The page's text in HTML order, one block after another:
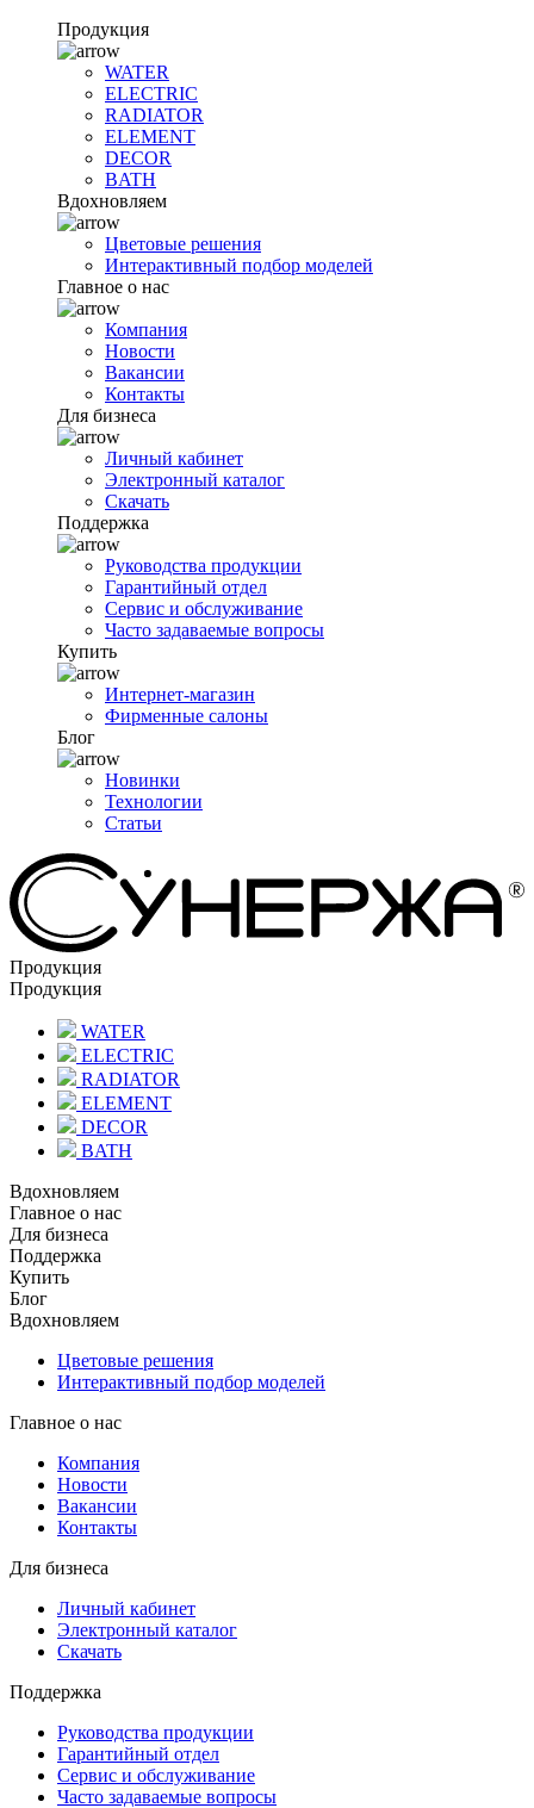
Продукция
WATER
ELECTRIC
RADIATOR
ELEMENT
DECOR
BATH
Вдохновляем
Цветовые решения
Интерактивный подбор моделей
Главное о нас
Компания
Новости
Вакансии
Контакты
Для бизнеса
Личный кабинет
Электронный каталог
Скачать
Поддержка
Руководства продукции
Гарантийный отдел
Сервис и обслуживание
Часто задаваемые вопросы
Купить
Интернет-магазин
Фирменные салоны
Блог
Новинки
Технологии
Статьи
Продукция
Продукция
WATER
ELECTRIC
RADIATOR
ELEMENT
DECOR
BATH
Вдохновляем
Главное о нас
Для бизнеса
Поддержка
Купить
Блог
Вдохновляем
Цветовые решения
Интерактивный подбор моделей
Главное о нас
Компания
Новости
Вакансии
Контакты
Для бизнеса
Личный кабинет
Электронный каталог
Скачать
Поддержка
Руководства продукции
Гарантийный отдел
Сервис и обслуживание
Часто задаваемые вопросы